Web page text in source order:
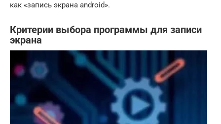
как «запись экрана android».
Критерии выбора программы для записи
экрана